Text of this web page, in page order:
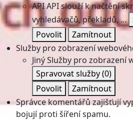
APIAPI slouží k načtění
vyhledávačů, překladů, ...
Povolit
Zamítnout
Služby pro zobrazení
JinýSlužby pro zobrazení
Spravovat služby(0)
Povolit
Zamítnout
Správce komentářů zajišťují
bojují proti šíření spamu.